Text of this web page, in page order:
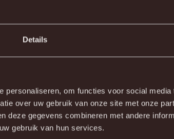
Details
personaliseren, om functies voor social media
over uw gebruik van onze site met onze
deze gegevens combineren met andere
gebruik van hun services.
alvast onze vorige ontmoeting in de